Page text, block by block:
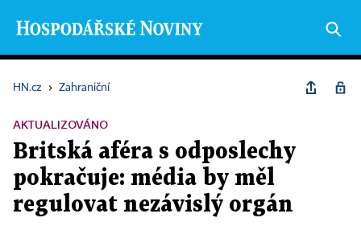
HN.cz › Zahraniční
AKTUALIZOVÁNO
Britská aféra s odposlechy
pokračuje: média by měl
regulovat nezávislý orgán